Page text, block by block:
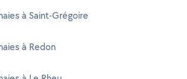
à Saint-Grégoire
à Redon